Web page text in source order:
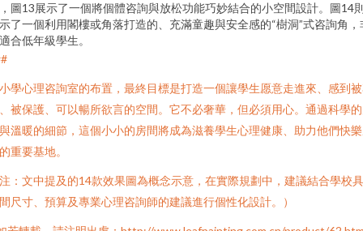
圖13展示了一個將個體咨詢與放松功能巧妙結合的小空間設計。圖14
了一個利用閣樓或角落打造的、充滿童趣與安全感的“樹洞”式咨詢角，
合低年級學生。
學心理咨詢室的布置，最終目標是打造一個讓學生愿意走進來、感到
被保護、可以暢所欲言的空間。它不必奢華，但必須用心。通過科學
溫暖的細節，這個小小的房間將成為滋養學生心理健康、助力他們快
重要基地。
：文中提及的14款效果圖為概念示意，在實際規劃中，建議結合學校
尺寸、預算及專業心理咨詢師的建議進行個性化設計。）